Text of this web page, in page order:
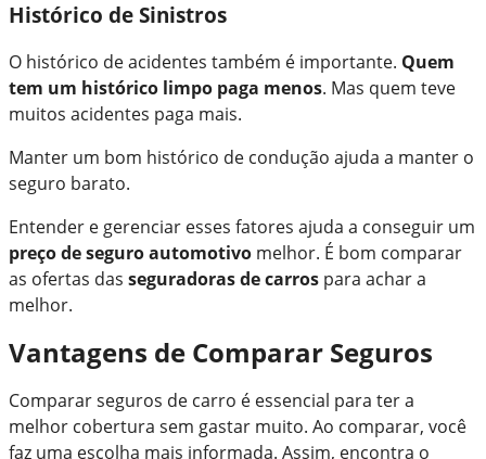
Histórico de Sinistros
O histórico de acidentes também é importante. Quem
tem um histórico limpo paga menos. Mas quem teve
muitos acidentes paga mais.
Manter um bom histórico de condução ajuda a manter o
seguro barato.
Entender e gerenciar esses fatores ajuda a conseguir um
preço de seguro automotivo melhor. É bom comparar
as ofertas das seguradoras de carros para achar a
melhor.
Vantagens de Comparar Seguros
Comparar seguros de carro é essencial para ter a
melhor cobertura sem gastar muito. Ao comparar, você
faz uma escolha mais informada. Assim, encontra o